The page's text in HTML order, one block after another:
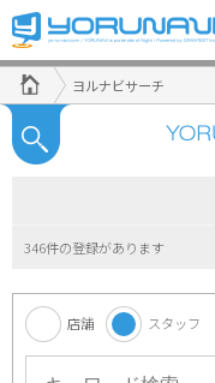
ヨ
ル
ナ
ビ/
キ
ャ
バ
ヨルナビサーチ
346件の登録があります
店舗 スタッフ